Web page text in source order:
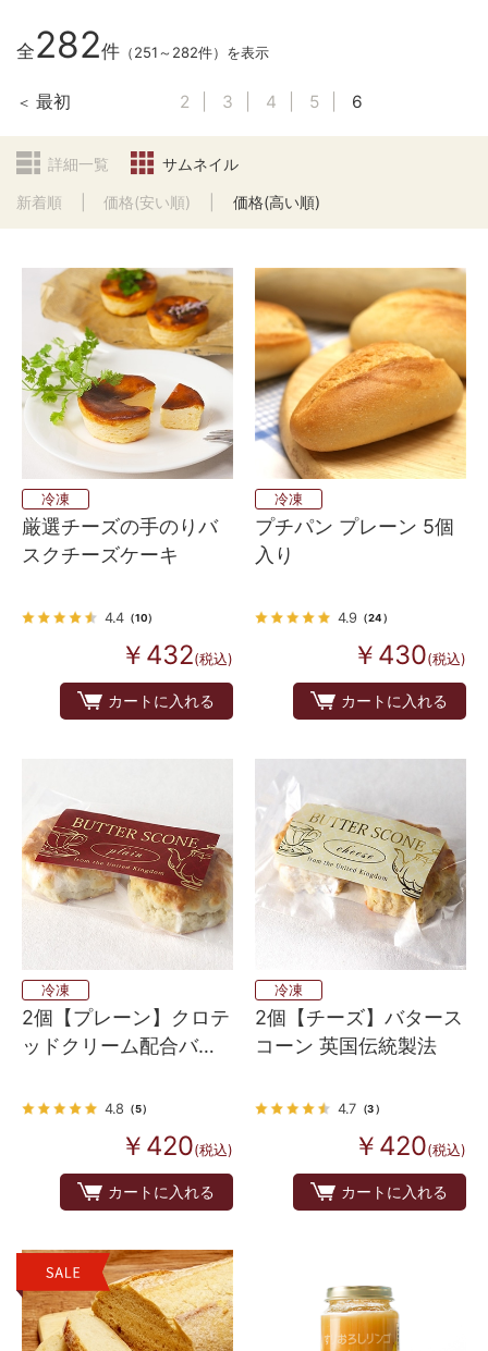
全282件 （251～282件）を表示
最初 2 3 4 5 6
詳細一覧 サムネイル
新着順 価格(安い順) 価格(高い順)
冷凍
厳選チーズの手のりバ
スクチーズケーキ
4.4 （10）
￥432(税込)
カートに入れる
冷凍
プチパン プレーン 5個
入り
4.9 （24）
￥430(税込)
カートに入れる
冷凍
2個【プレーン】クロテ
ッドクリーム配合バタ
味
4.8 （5）
￥420(税込)
カートに入れる
冷凍
2個【チーズ】バタース
コーン 英国伝統製法
4.7 （3）
￥420(税込)
カートに入れる